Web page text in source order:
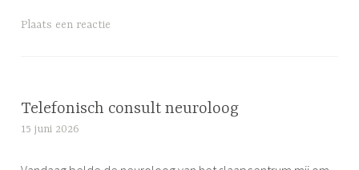
G
g
g
d
Plaats een reactie
Telefonisch consult neuroloog
15 juni 2026